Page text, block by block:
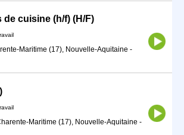
de cuisine (h/f) (H/F)
Maritime (17), Nouvelle-Aquitaine -
Maritime (17), Nouvelle-Aquitaine -